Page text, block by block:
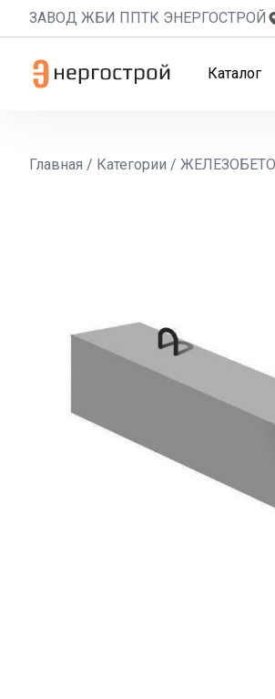
ЗАВОД ЖБИ ППТК ЭНЕРГОСТРОЙ
Каталог
Главная / Категории /